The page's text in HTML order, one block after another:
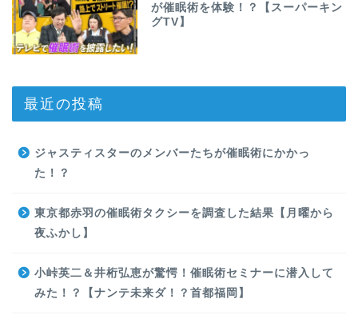
が催眠術を体験！？【スーパーキン
グTV】
最近の投稿
ジャスティスターのメンバーたちが催眠術にかかっ
た！？
東京都赤羽の催眠術タクシーを調査した結果【月曜から
夜ふかし】
小峠英二＆井桁弘恵が驚愕！催眠術セミナーに潜入して
みた！？【ナンテ未来ダ！？首都福岡】